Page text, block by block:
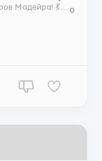
Мадейра! 💃🔥
в экзотическом
красивых